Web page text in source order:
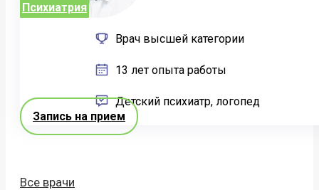
Психиатрия
Врач высшей категории
13 лет опыта работы
Детский психиатр, логопед
Запись на прием
Все врачи